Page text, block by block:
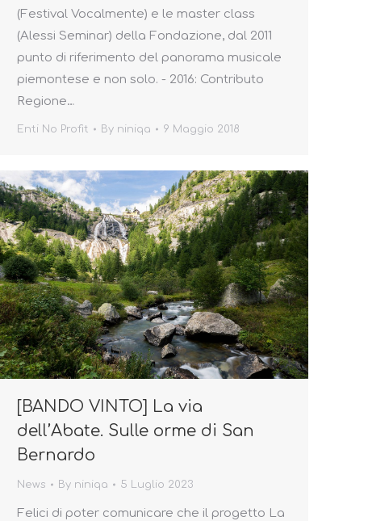
(Festival Vocalmente) e le master class
(Alessi Seminar) della Fondazione, dal 2011
punto di riferimento del panorama musicale
piemontese e non solo. - 2016: Contributo
Regione…
Enti No Profit By niniqa 9 Maggio 2018
[BANDO VINTO] La via
dell’Abate. Sulle orme di San
Bernardo
News By niniqa 5 Luglio 2023
Felici di poter comunicare che il progetto La